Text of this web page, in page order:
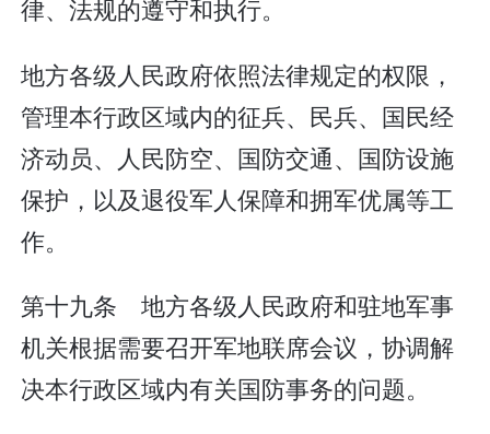
律、法规的遵守和执行。
地方各级人民政府依照法律规定的权限，
管理本行政区域内的征兵、民兵、国民经
济动员、人民防空、国防交通、国防设施
保护，以及退役军人保障和拥军优属等工
作。
第十九条 地方各级人民政府和驻地军事
机关根据需要召开军地联席会议，协调解
决本行政区域内有关国防事务的问题。